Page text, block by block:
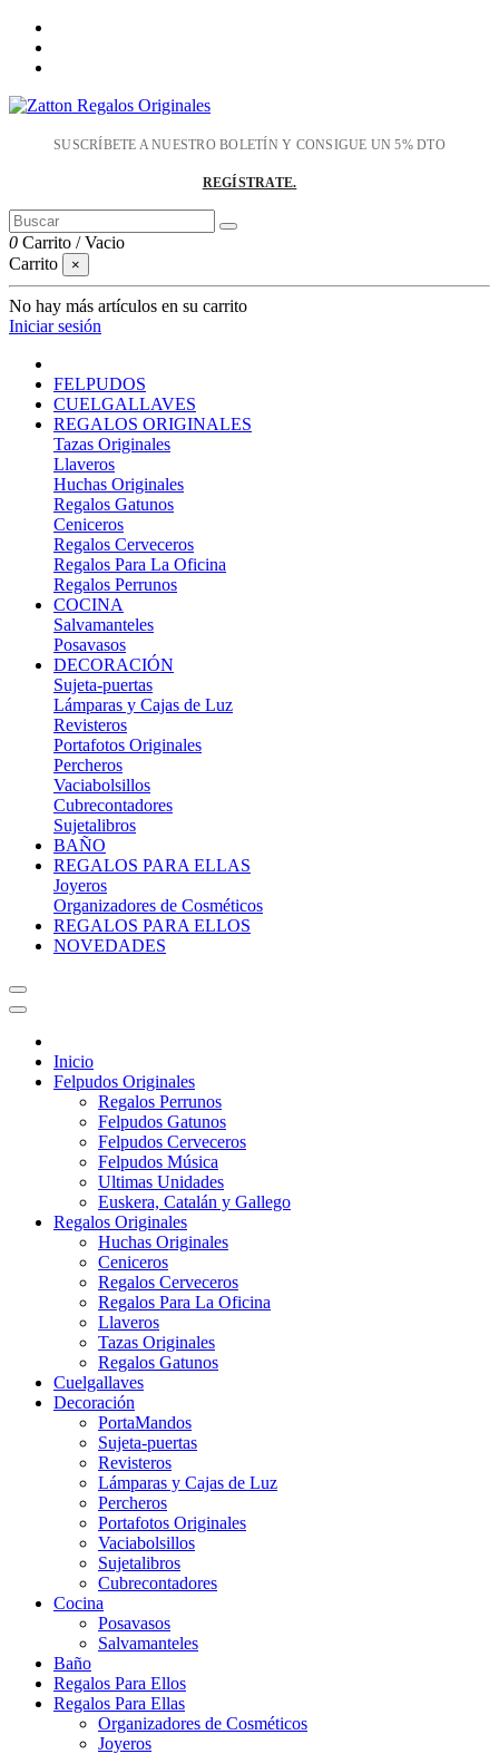
SUSCRÍBETE A NUESTRO BOLETÍN Y CONSIGUE UN 5% DTO
REGÍSTRATE.
0 Carrito /Vacio
Carrito
×
No hay más artículos en su carrito
Iniciar sesión
FELPUDOS
CUELGALLAVES
REGALOS ORIGINALES
Tazas Originales
Llaveros
Huchas Originales
Regalos Gatunos
Ceniceros
Regalos Cerveceros
Regalos Para La Oficina
Regalos Perrunos
COCINA
Salvamanteles
Posavasos
DECORACIÓN
Sujeta-puertas
Lámparas y Cajas de Luz
Revisteros
Portafotos Originales
Percheros
Vaciabolsillos
Cubrecontadores
Sujetalibros
BAÑO
REGALOS PARA ELLAS
Joyeros
Organizadores de Cosméticos
REGALOS PARA ELLOS
NOVEDADES
Inicio
Felpudos Originales
Regalos Perrunos
Felpudos Gatunos
Felpudos Cerveceros
Felpudos Música
Ultimas Unidades
Euskera, Catalán y Gallego
Regalos Originales
Huchas Originales
Ceniceros
Regalos Cerveceros
Regalos Para La Oficina
Llaveros
Tazas Originales
Regalos Gatunos
Cuelgallaves
Decoración
PortaMandos
Sujeta-puertas
Revisteros
Lámparas y Cajas de Luz
Percheros
Portafotos Originales
Vaciabolsillos
Sujetalibros
Cubrecontadores
Cocina
Posavasos
Salvamanteles
Baño
Regalos Para Ellos
Regalos Para Ellas
Organizadores de Cosméticos
Joyeros